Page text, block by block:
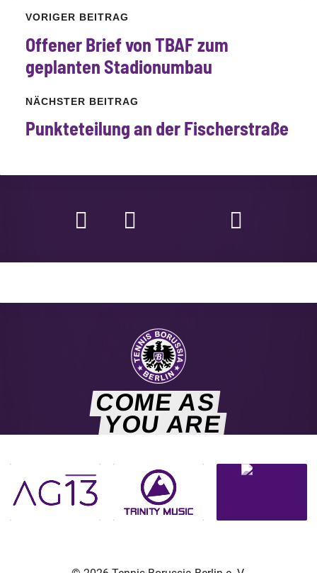
VORIGER BEITRAG
Offener Brief von TBAF zum
geplanten Stadionumbau
NÄCHSTER BEITRAG
Punkteteilungan derFischerstraße
COME AS
YOU ARE